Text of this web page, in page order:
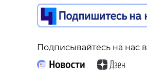
Подписывайтесь на нас в
Подписывайтесь на нас в
Подписывайтесь на нас в